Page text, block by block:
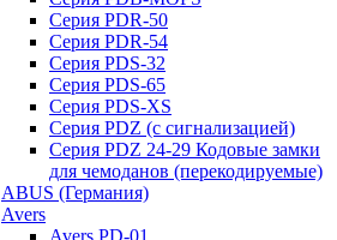
Серия PDR-50
Серия PDR-54
Серия PDS-32
Серия PDS-65
Серия PDS-XS
Серия PDZ (с сигнализацией)
Серия PDZ 24-29 Кодовые замки
для чемоданов (перекодируемые)
ABUS (Германия)
Avers
Avers PD-01